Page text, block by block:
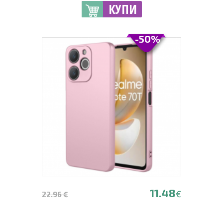
КУПИ
22.96 € 11.48€
-50%